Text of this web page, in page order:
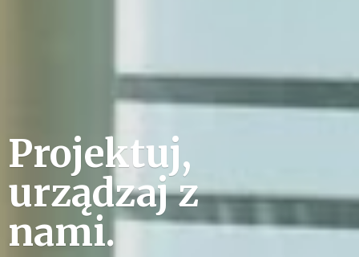
Projektuj,
urządzajz
nami.